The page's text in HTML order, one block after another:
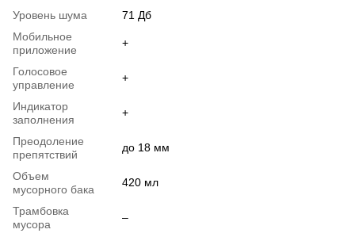
Уровень шума
71 Дб
Мобильное
приложение
+
Голосовое
управление
+
Индикатор
заполнения
+
Преодоление
препятствий
до 18 мм
Объем
мусорного бака
420 мл
Трамбовка
мусора
–